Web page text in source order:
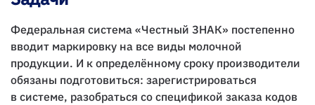
Федеральная система «Честный ЗНАК» постепенно
вводит маркировку на все виды молочной
продукции. И к определённому сроку производители
обязаны подготовиться: зарегистрироваться
в системе, разобраться со спецификой заказа кодов